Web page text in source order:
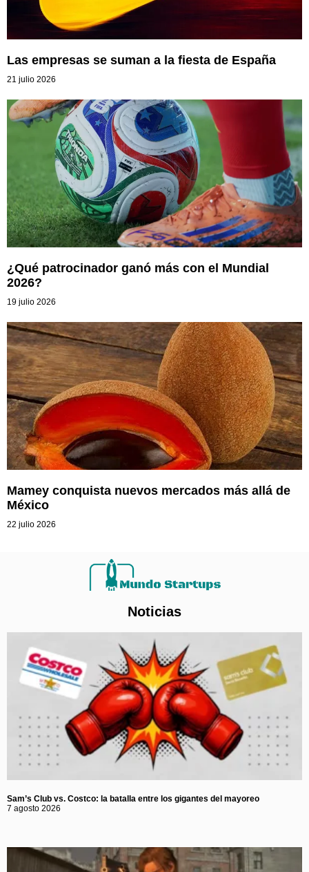
Las empresas se suman a la fiesta de España
21 julio 2026
¿Qué patrocinador ganó más con el Mundial
2026?
19 julio 2026
Mamey conquista nuevos mercados más allá de
México
22 julio 2026
Noticias
Sam’s Club vs. Costco: la batalla entre los gigantes del mayoreo
7 agosto 2026